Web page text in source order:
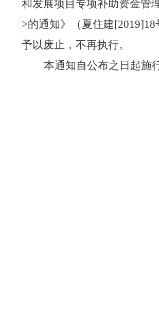
和发展项目专项补助资金管
>的通知》
（夏住建[2019]18
予以废止，不再执行。
本通知自公布之日起施